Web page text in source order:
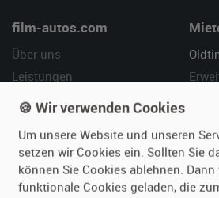
film-autos.com
Über uns
Leistungen
Referenzen
Vermieten
Oldtimer anmelden
Hilfe
🍪 Wir verwenden Cookies
Um unsere Website und unseren
setzen wir Cookies ein. Sollten Sie
können Sie Cookies ablehnen. Dann
funktionale Cookies geladen, die